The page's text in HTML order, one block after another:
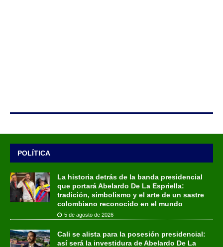
POLÍTICA
La historia detrás de la banda presidencial
que portará Abelardo De La Espriella:
tradición, simbolismo y el arte de un sastre
colombiano reconocido en el mundo
5 de agosto de 2026
Cali se alista para la posesión presidencial:
así será la investidura de Abelardo De La